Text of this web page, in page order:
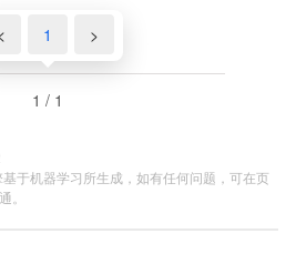
1 >
1 / 1
于机器学习所生成，如有任何问题，可在页
。